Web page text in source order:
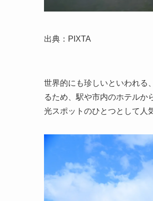
出典：PIXTA
世界的にも珍しいといわれる
るため、駅や市内のホテルか
光スポットのひとつとして人